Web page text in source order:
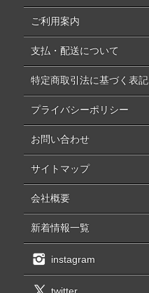
ご利用案内
支払・配送について
特定商取引法に基づく表記
プライバシーポリシー
お問い合わせ
サイトマップ
会社概要
新着情報一覧
instagram